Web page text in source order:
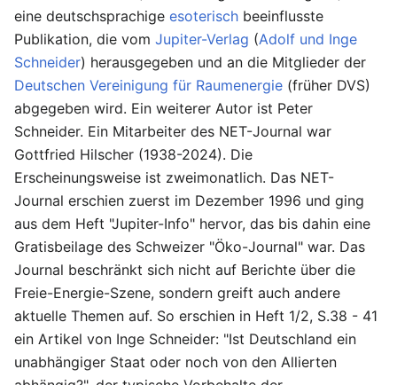
eine deutschsprachige esoterisch beeinflusste
Publikation, die vom Jupiter-Verlag (Adolf und Inge
Schneider) herausgegeben und an die Mitglieder der
Deutschen Vereinigung für Raumenergie (früher DVS)
abgegeben wird. Ein weiterer Autor ist Peter
Schneider. Ein Mitarbeiter des NET-Journal war
Gottfried Hilscher (1938-2024). Die
Erscheinungsweise ist zweimonatlich. Das NET-
Journal erschien zuerst im Dezember 1996 und ging
aus dem Heft "Jupiter-Info" hervor, das bis dahin eine
Gratisbeilage des Schweizer "Öko-Journal" war. Das
Journal beschränkt sich nicht auf Berichte über die
Freie-Energie-Szene, sondern greift auch andere
aktuelle Themen auf. So erschien in Heft 1/2, S.38 - 41
ein Artikel von Inge Schneider: "Ist Deutschland ein
unabhängiger Staat oder noch von den Allierten